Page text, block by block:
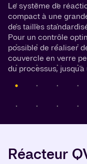
Le système de
compact à une
des tailles
Pour un contrôle
possible de réaliser
couvercle en verre
du processus,
Réacteur